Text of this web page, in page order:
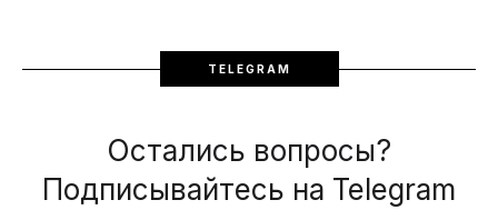
TELEGRAM
Остались вопросы?
Подписывайтесь на Telegram